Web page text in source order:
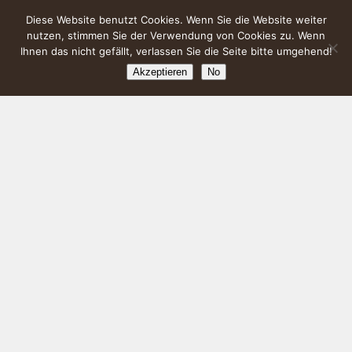
Diese Website benutzt Cookies. Wenn Sie die Website weiter
nutzen, stimmen Sie der Verwendung von Cookies zu. Wenn
Ihnen das nicht gefällt, verlassen Sie die Seite bitte umgehend!
Akzeptieren No